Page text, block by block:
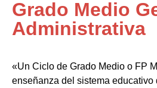
Grado Medio
Administrativa
«Un Ciclo de Grado Medio o FP
enseñanza del sistema educativo